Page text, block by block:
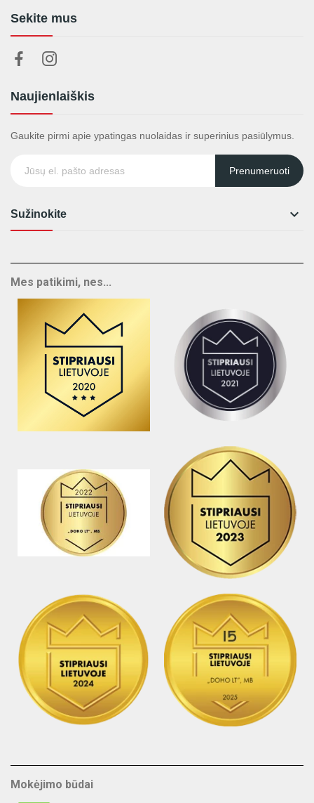
Sekite mus
Naujienlaiškis
Gaukite pirmi apie ypatingas nuolaidas ir superinius pasiūlymus.
Prenumeruoti
Sužinokite 
Mes patikimi, nes...
Mokėjimo būdai